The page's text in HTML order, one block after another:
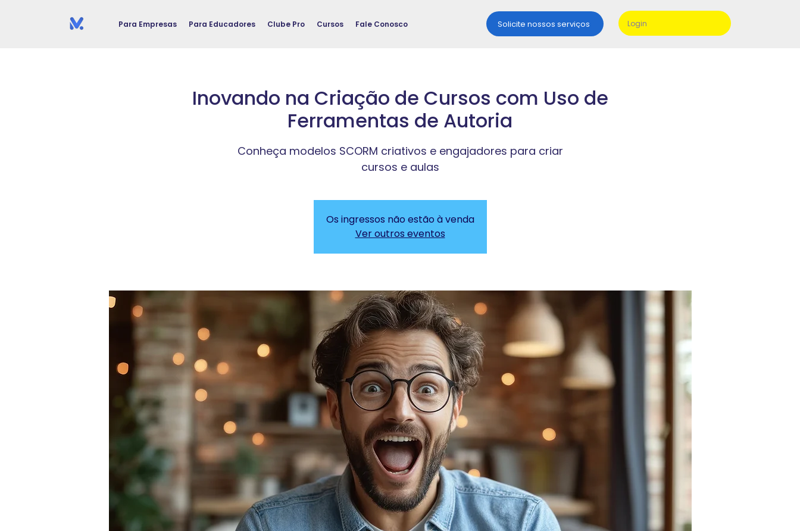
Para Empresas Para Educadores Clube Pro Cursos Fale Conosco Solicite nossos serviços Login
Inovando na Criação de Cursos com Uso de
Ferramentas de Autoria
Conheça modelos SCORM criativos e engajadores para criar
cursos e aulas
Os ingressos não estão à venda
Ver outros eventos